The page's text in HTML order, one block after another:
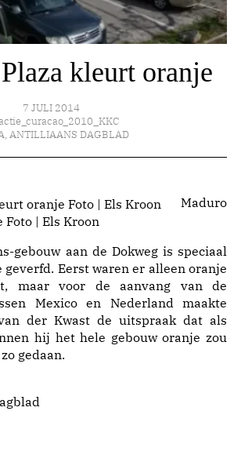
kleurt oranje
7 JULI 2014
, ANTILLIAANS DAGBLAD
Maduro
Plaza kleurt oranje Foto | Els Kroon
gebouw aan de Dokweg is speciaal
Eerst waren er alleen oranje
maar voor de aanvang van de
Mexico en Nederland maakte
der Kwast de uitspraak dat als
hij het hele gebouw oranje zou
gedaan.